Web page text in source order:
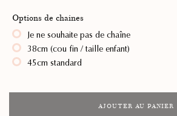
Options de chaines
Je ne souhaite pas de chaîne
38cm (cou fin / taille enfant)
45cm standard
AJOUTER AU PANIER